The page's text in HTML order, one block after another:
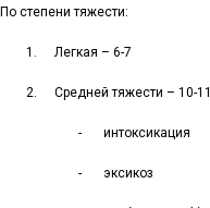
По степени тяжести:
1. Легкая – 6-7
2. Средней тяжести – 10-11
- интоксикация
- эксикоз